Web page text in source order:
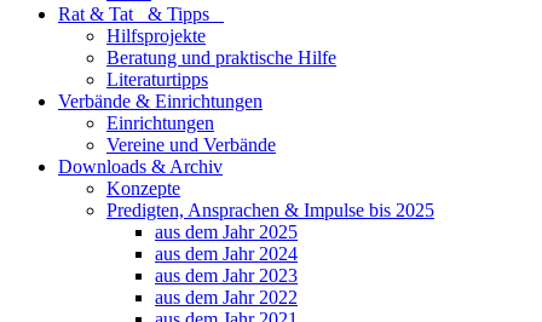
Rat & Tat & Tipps
Hilfsprojekte
Beratung und praktische Hilfe
Literaturtipps
Verbände & Einrichtungen
Einrichtungen
Vereine und Verbände
Downloads & Archiv
Konzepte
Predigten, Ansprachen & Impulse bis 2025
aus dem Jahr 2025
aus dem Jahr 2024
aus dem Jahr 2023
aus dem Jahr 2022